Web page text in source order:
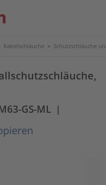
Kabelschläuche > Schutzschläuche
GS-ML |